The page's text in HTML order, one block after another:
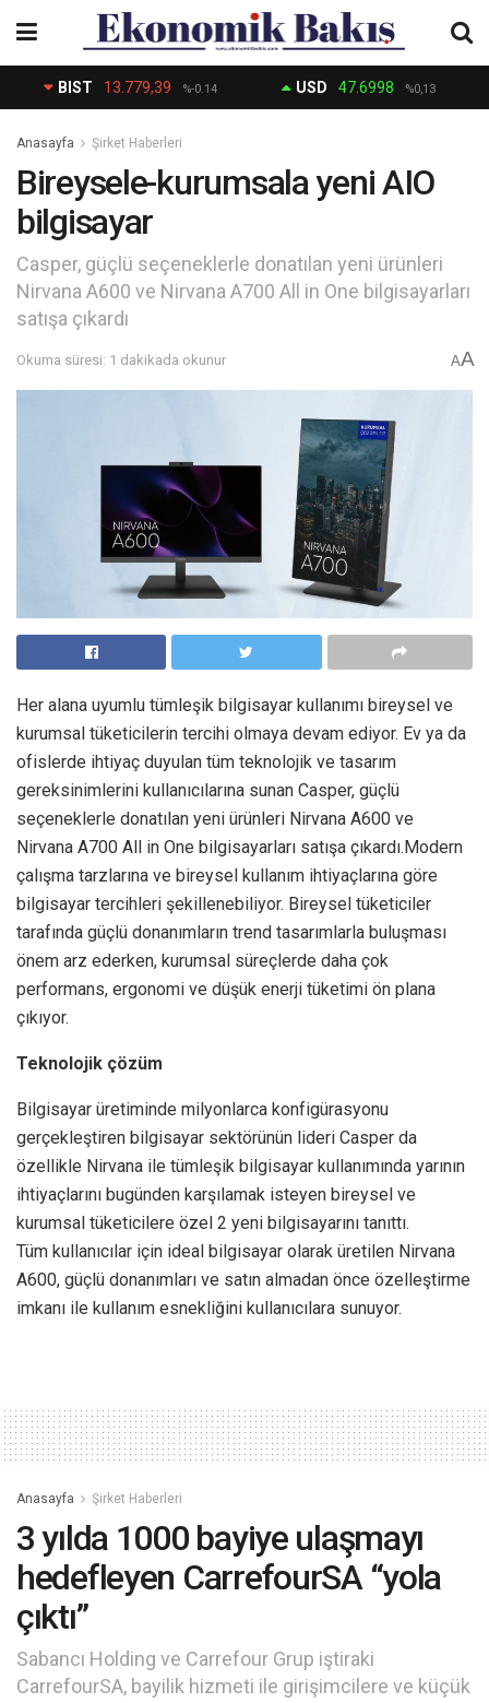
BIST 13.779,39 %-0.14 USD 47.6998 %0,13
Anasayfa Şirket Haberleri
Bireysele-kurumsala yeni AIO
bilgisayar
Casper, güçlü seçeneklerle donatılan yeni ürünleri
Nirvana A600 ve Nirvana A700 All in One bilgisayarları
satışa çıkardı
Okuma süresi: 1 dakikada okunur AA
Her alana uyumlu tümleşik bilgisayar kullanımı bireysel ve
kurumsal tüketicilerin tercihi olmaya devam ediyor. Ev ya da
ofislerde ihtiyaç duyulan tüm teknolojik ve tasarım
gereksinimlerini kullanıcılarına sunan Casper, güçlü
seçeneklerle donatılan yeni ürünleri Nirvana A600 ve
Nirvana A700 All in One bilgisayarları satışa çıkardı.Modern
çalışma tarzlarına ve bireysel kullanım ihtiyaçlarına göre
bilgisayar tercihleri şekillenebiliyor. Bireysel tüketiciler
tarafında güçlü donanımların trend tasarımlarla buluşması
önem arz ederken, kurumsal süreçlerde daha çok
performans, ergonomi ve düşük enerji tüketimi ön plana
çıkıyor.
Teknolojik çözüm
Bilgisayar üretiminde milyonlarca konfigürasyonu
gerçekleştiren bilgisayar sektörünün lideri Casper da
özellikle Nirvana ile tümleşik bilgisayar kullanımında yarının
ihtiyaçlarını bugünden karşılamak isteyen bireysel ve
kurumsal tüketicilere özel 2 yeni bilgisayarını tanıttı.
Tüm kullanıcılar için ideal bilgisayar olarak üretilen Nirvana
A600, güçlü donanımları ve satın almadan önce özelleştirme
imkanı ile kullanım esnekliğini kullanıcılara sunuyor.
Anasayfa Şirket Haberleri
3 yılda 1000 bayiye ulaşmayı
hedefleyen CarrefourSA “yola
çıktı”
Sabancı Holding ve Carrefour Grup iştiraki
CarrefourSA, bayilik hizmeti ile girişimcilere ve küçük